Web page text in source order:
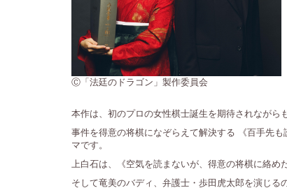
Ⓒ「法廷のドラゴン」製作委員会
本作は、初のプロの女性棋士誕生を期待されながら
事件を得意の将棋になぞらえて解決する 《百手先
マです。
上白石は、《空気を読まないが、得意の将棋に絡
そして竜美のバディ、弁護士・歩田虎太郎を演じる